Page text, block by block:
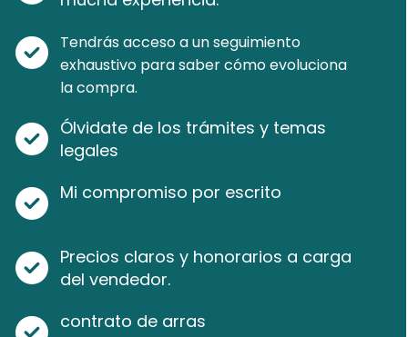
Tendrás acceso a un seguimiento
exhaustivo para saber cómo evoluciona
la compra.
Ólvidate de los trámites y temas
legales
Mi compromiso por escrito
Precios claros y honorarios a carga
del vendedor.
contrato de arras